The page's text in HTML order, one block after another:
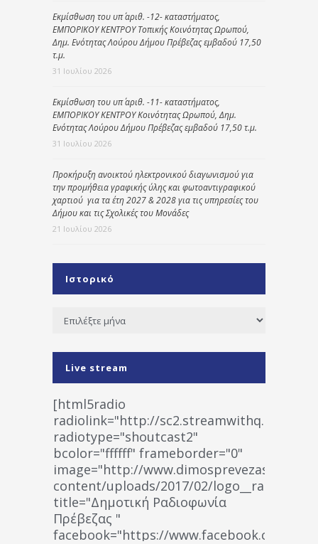
Εκμίσθωση του υπ΄ αριθ. -12- καταστήματος,
ΕΜΠΟΡΙΚΟΥ ΚΕΝΤΡΟΥ Τοπικής Κοινότητας Ωρωπού,
Δημ. Ενότητας Λούρου Δήμου Πρέβεζας εμβαδού 17,50
τ.μ.
31 Ιουλίου 2026
Εκμίσθωση του υπ΄ αριθ. -11- καταστήματος,
ΕΜΠΟΡΙΚΟΥ ΚΕΝΤΡΟΥ Κοινότητας Ωρωπού, Δημ.
Ενότητας Λούρου Δήμου Πρέβεζας εμβαδού 17,50 τ.μ.
31 Ιουλίου 2026
Προκήρυξη ανοικτού ηλεκτρονικού διαγωνισμού για
την προμήθεια γραφικής ύλης και φωτοαντιγραφικού
χαρτιού για τα έτη 2027 & 2028 για τις υπηρεσίες του
Δήμου και τις Σχολικές του Μονάδες
21 Ιουλίου 2026
Ιστορικό
Ιστορικό
Live stream
[html5radio
radiolink="http://
radiotype="shoutcast2"
bcolor="ffffff" frameborder="0"
image="http://www.dimosprevezas.gr/wp-
content/uploads/2017/02/
title="Δημοτική Ραδιοφωνία
Πρέβεζας "
facebook="https://www.facebook.com/